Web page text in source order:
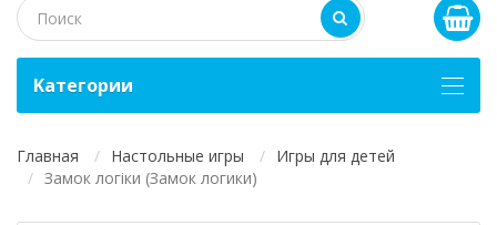
Kатегории
Главная Настольные игры
Игры для детей
Замок логіки (Замок логики)